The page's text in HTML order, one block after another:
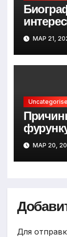
и путь к
МАР 21,
МАР 20,
Для